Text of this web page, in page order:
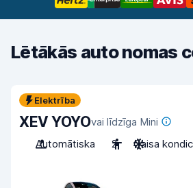
Lētākās auto nomas
Elektrība
XEV YOYOvai līdzīga Mini
Automātiska
2 Gaisa